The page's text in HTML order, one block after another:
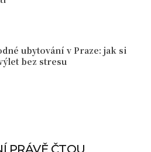
ubytování v Praze: jak si
bez stresu
PRÁVĚ ČTOU